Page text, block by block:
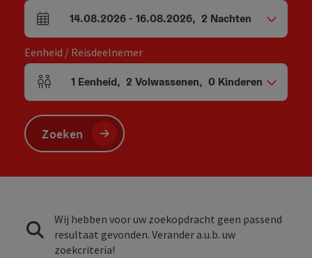
Velden voor aankomst en vertrek
14.08.2026- 16.08.2026, 2 Nachten
Eenheid / Reisdeelnemer
Aantal eenheden en persoonsvelden
1 Eenheid, 2 Volwassenen, 0 Kinderen
Zoeken
Wij hebben voor uw zoekopdracht geen passend
resultaat gevonden. Verander a.u.b. uw
zoekcriteria!